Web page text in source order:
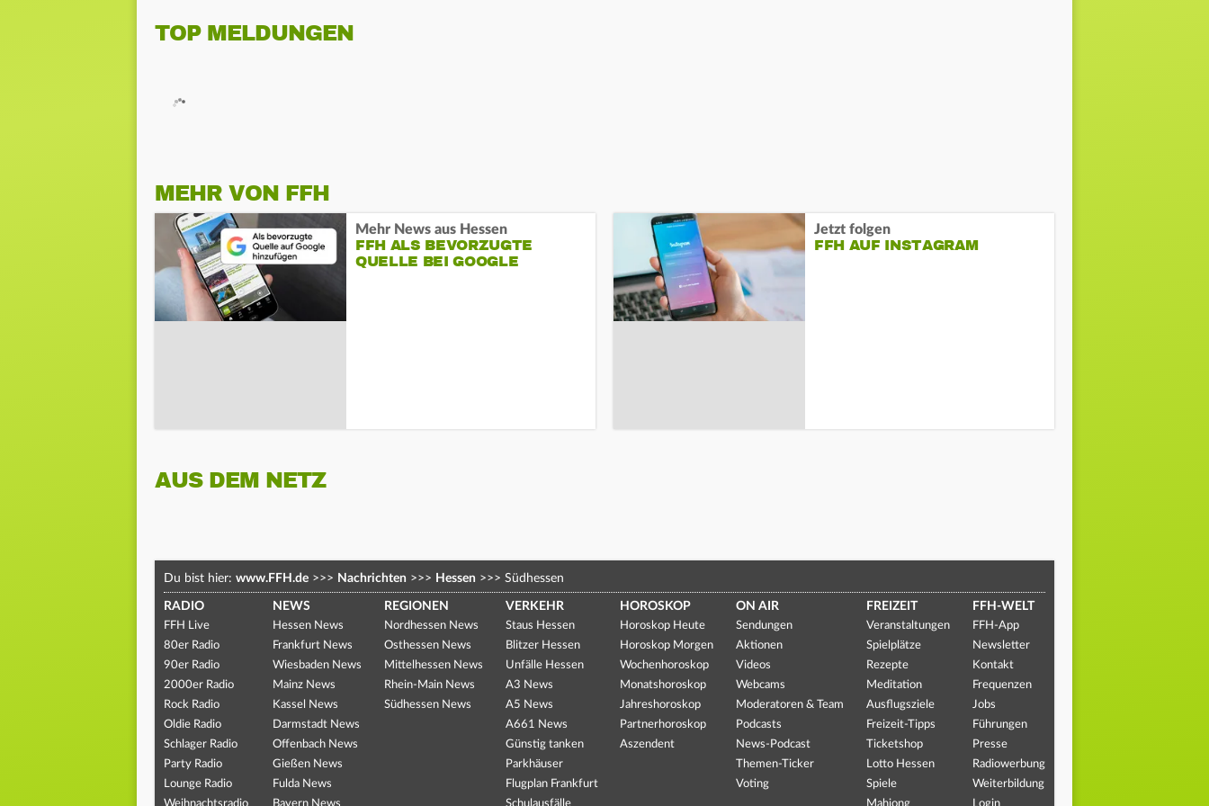
TOP MELDUNGEN
MEHR VON FFH
Mehr News aus Hessen
FFH ALS BEVORZUGTE
QUELLE BEI GOOGLE
Jetzt folgen
FFH AUF INSTAGRAM
AUS DEM NETZ
Du bist hier: www.FFH.de >>> Nachrichten >>> Hessen >>> Südhessen
RADIO
FFH Live
80er Radio
90er Radio
2000er Radio
Rock Radio
Oldie Radio
Schlager Radio
Party Radio
Lounge Radio
Weihnachtsradio
NEWS
Hessen News
Frankfurt News
Wiesbaden News
Mainz News
Kassel News
Darmstadt News
Offenbach News
Gießen News
Fulda News
Bayern News
REGIONEN
Nordhessen News
Osthessen News
Mittelhessen News
Rhein-Main News
Südhessen News
VERKEHR
Staus Hessen
Blitzer Hessen
Unfälle Hessen
A3 News
A5 News
A661 News
Günstig tanken
Parkhäuser
Flugplan Frankfurt
Schulausfälle
HOROSKOP
Horoskop Heute
Horoskop Morgen
Wochenhoroskop
Monatshoroskop
Jahreshoroskop
Partnerhoroskop
Aszendent
ON AIR
Sendungen
Aktionen
Videos
Webcams
Moderatoren & Team
Podcasts
News-Podcast
Themen-Ticker
Voting
FREIZEIT
Veranstaltungen
Spielplätze
Rezepte
Meditation
Ausflugsziele
Freizeit-Tipps
Ticketshop
Lotto Hessen
Spiele
Mahjong
FFH-WELT
FFH-App
Newsletter
Kontakt
Frequenzen
Jobs
Führungen
Presse
Radiowerbung
Weiterbildung
Login